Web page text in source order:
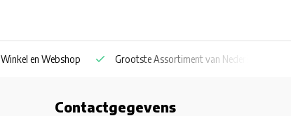
Winkel en Webshop Grootste Assortiment van Nederland &
Contactgegevens